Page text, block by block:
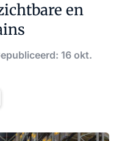
en
16 okt.